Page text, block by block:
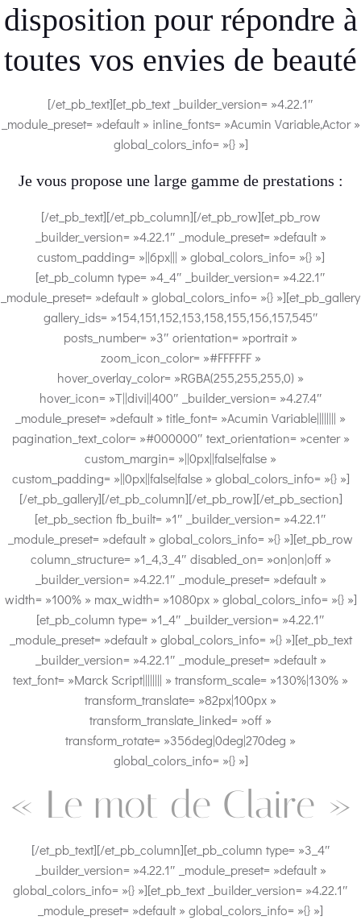
disposition pour répondre à
toutes vos envies de beauté
[/et_pb_text][et_pb_text _builder_version= »4.22.1″
_module_preset= »default » inline_fonts= »Acumin Variable,Actor »
global_colors_info= »{} »]
Je vous propose une large gamme de prestations :
[/et_pb_text][/et_pb_column][/et_pb_row][et_pb_row
_builder_version= »4.22.1″ _module_preset= »default »
custom_padding= »||6px||| » global_colors_info= »{} »]
[et_pb_column type= »4_4″ _builder_version= »4.22.1″
_module_preset= »default » global_colors_info= »{} »][et_pb_gallery
gallery_ids= »154,151,152,153,158,155,156,157,545″
posts_number= »3″ orientation= »portrait »
zoom_icon_color= »#FFFFFF »
hover_overlay_color= »RGBA(255,255,255,0) »
hover_icon= »T||divi||400″ _builder_version= »4.27.4″
_module_preset= »default » title_font= »Acumin Variable|||||||| »
pagination_text_color= »#000000″ text_orientation= »center »
custom_margin= »||0px||false|false »
custom_padding= »||0px||false|false » global_colors_info= »{} »]
[/et_pb_gallery][/et_pb_column][/et_pb_row][/et_pb_section]
[et_pb_section fb_built= »1″ _builder_version= »4.22.1″
_module_preset= »default » global_colors_info= »{} »][et_pb_row
column_structure= »1_4,3_4″ disabled_on= »on|on|off »
_builder_version= »4.22.1″ _module_preset= »default »
width= »100% » max_width= »1080px » global_colors_info= »{} »]
[et_pb_column type= »1_4″ _builder_version= »4.22.1″
_module_preset= »default » global_colors_info= »{} »][et_pb_text
_builder_version= »4.22.1″ _module_preset= »default »
text_font= »Marck Script|||||||| » transform_scale= »130%|130% »
transform_translate= »82px|100px »
transform_translate_linked= »off »
transform_rotate= »356deg|0deg|270deg »
global_colors_info= »{} »]
« Le mot de Claire »
[/et_pb_text][/et_pb_column][et_pb_column type= »3_4″
_builder_version= »4.22.1″ _module_preset= »default »
global_colors_info= »{} »][et_pb_text _builder_version= »4.22.1″
_module_preset= »default » global_colors_info= »{} »]